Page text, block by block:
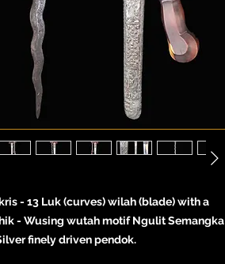
- 13 Luk (curves) wilah (blade) with a
- Wusing wutah motif Ngulit Semangka
finely driven pendok.